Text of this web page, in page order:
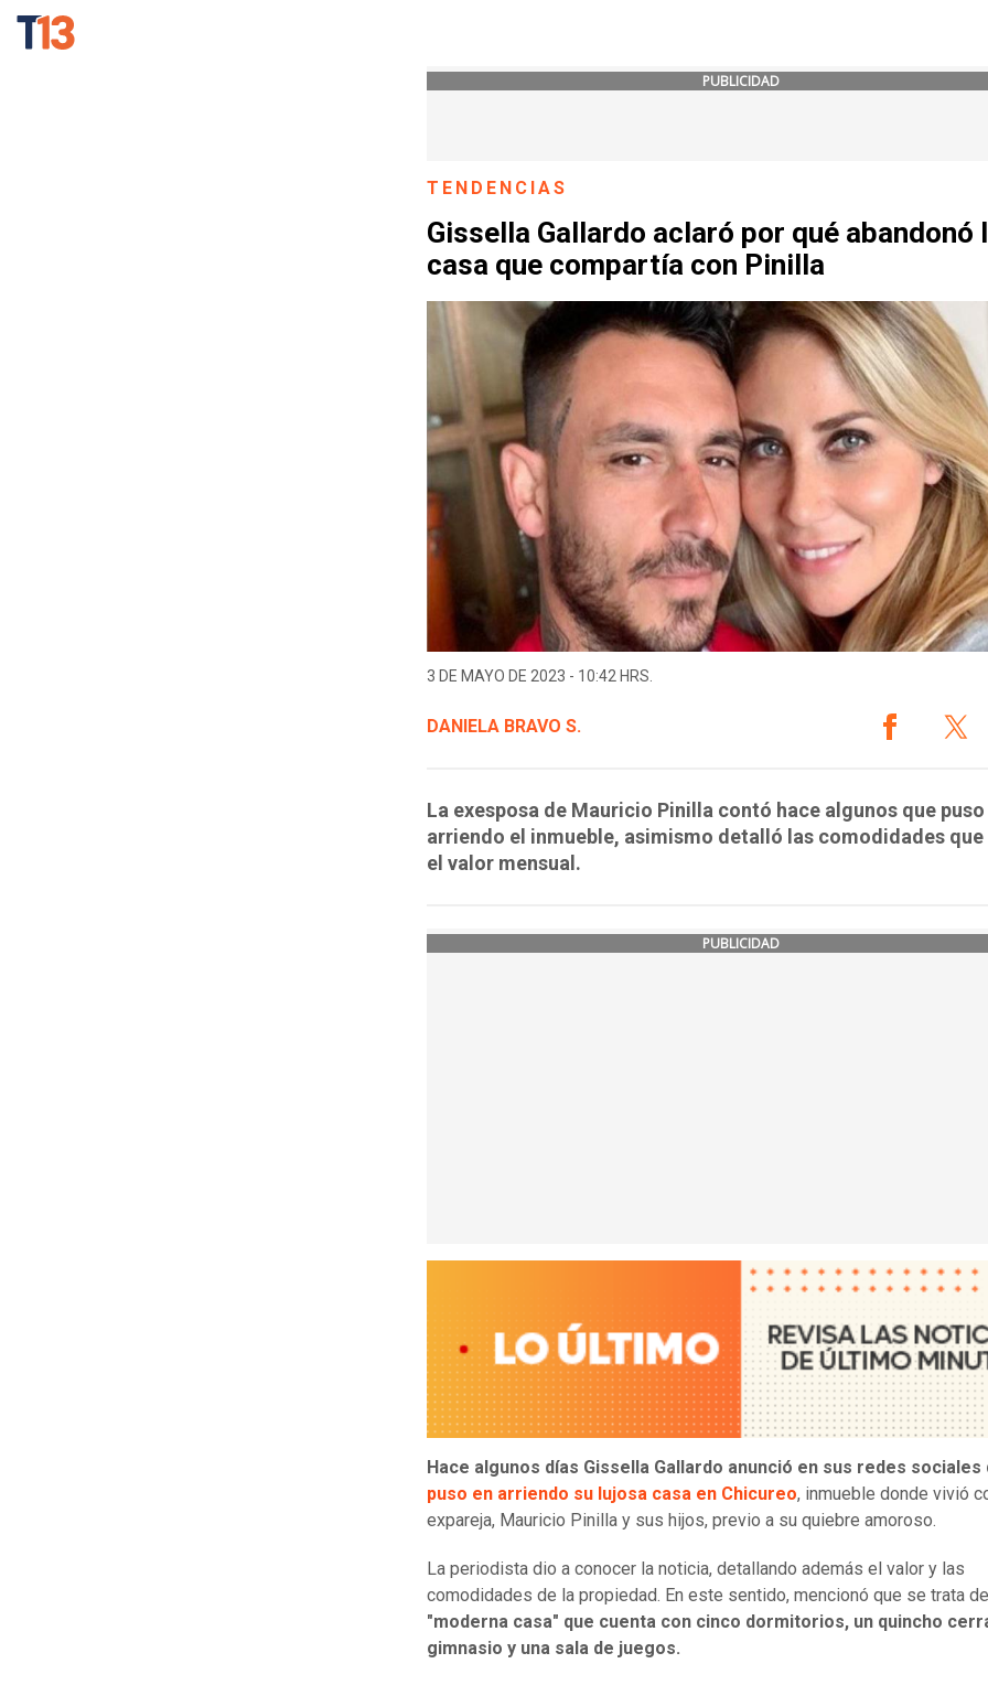
PUBLICIDAD
TENDENCIAS
Gissella Gallardo aclaró por qué abandonó
casa que compartía con Pinilla
3 DE MAYO DE 2023 - 10:42 HRS.
DANIELA BRAVO S.
La exesposa de Mauricio Pinilla contó hace algunos que puso
arriendo el inmueble, asimismo detalló las comodidades que
el valor mensual.
PUBLICIDAD
Hace algunos días Gissella Gallardo anunció en sus redes sociales
puso en arriendo su lujosa casa en Chicureo, inmueble donde vivió
expareja, Mauricio Pinilla y sus hijos, previo a su quiebre amoroso.
La periodista dio a conocer la noticia, detallando además el valor y las
comodidades de la propiedad. En este sentido, mencionó que se trata
"moderna casa" que cuenta con cinco dormitorios, un quincho
gimnasio y una sala de juegos.